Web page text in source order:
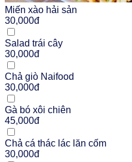
Miến xào hải sản
30,000đ
Salad trái cây
30,000đ
Chả giò Naifood
30,000đ
Gà bó xôi chiên
45,000đ
Chả cá thác lác lăn cốm
30,000đ